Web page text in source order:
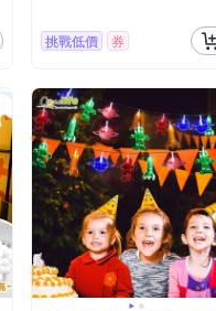
挑戰低價 券